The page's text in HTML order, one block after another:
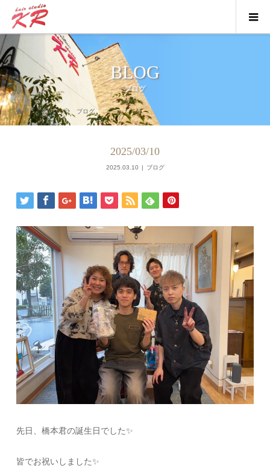
BLOG
ブログ
ブログ ブログ
2025/03/10
2025.03.10 ブログ
先日、橋本君の誕生日でした✨️
皆でお祝いしました✨️